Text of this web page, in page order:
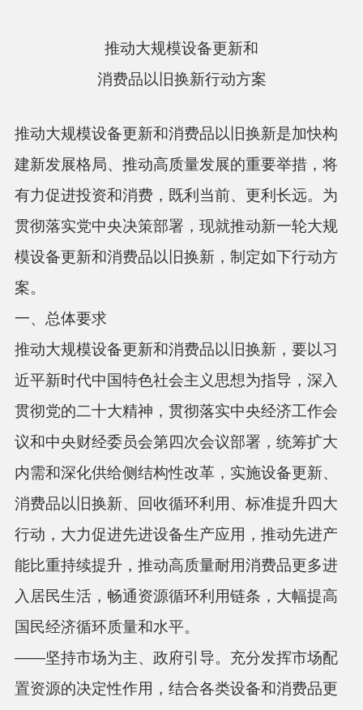
推动大规模设备更新和
消费品以旧换新行动方案
推动大规模设备更新和消费品以旧换新是加快构
建新发展格局、推动高质量发展的重要举措，将
有力促进投资和消费，既利当前、更利长远。为
贯彻落实党中央决策部署，现就推动新一轮大规
模设备更新和消费品以旧换新，制定如下行动方
案。
一、总体要求
推动大规模设备更新和消费品以旧换新，要以习
近平新时代中国特色社会主义思想为指导，深入
贯彻党的二十大精神，贯彻落实中央经济工作会
议和中央财经委员会第四次会议部署，统筹扩大
内需和深化供给侧结构性改革，实施设备更新、
消费品以旧换新、回收循环利用、标准提升四大
行动，大力促进先进设备生产应用，推动先进产
能比重持续提升，推动高质量耐用消费品更多进
入居民生活，畅通资源循环利用链条，大幅提高
国民经济循环质量和水平。
——坚持市场为主、政府引导。 充分发挥市场配
置资源的决定性作用，结合各类设备和消费品更